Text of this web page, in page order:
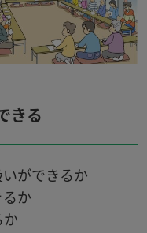
きる
ができるか
か